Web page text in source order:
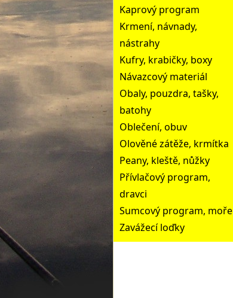
Kaprový program
Krmení, návnady,
nástrahy
Kufry, krabičky, boxy
Návazcový materiál
Obaly, pouzdra, tašky,
batohy
Oblečení, obuv
Olověné zátěže, krmítka
Peany, kleště, nůžky
Přívlačový program,
dravci
Sumcový program, moře
Zavážecí loďky